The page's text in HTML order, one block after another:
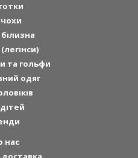
та гольфи
одяг
нас